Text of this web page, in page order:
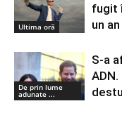
Ultima oră
fugit
un
De prin lume
adunate ...
S-a